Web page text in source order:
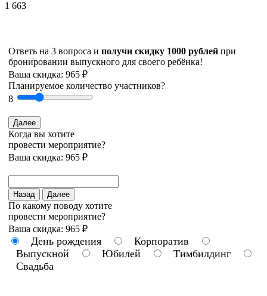
1 663
Ответь на 3 вопроса и получи скидку 1000 рублей при
бронировании выпускного для своего ребёнка!
Ваша скидка: 965 ₽
Планируемое количество участников?
8
Далее
Когда вы хотите
провести мероприятие?
Ваша скидка: 965 ₽
Назад Далее
По какому поводу хотите
провести мероприятие?
Ваша скидка: 965 ₽
День рождения
Корпоратив
Выпускной
Юбилей
Тимбилдинг
Свадьба